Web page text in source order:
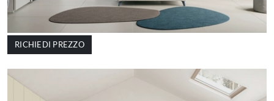
RICHIEDI PREZZO